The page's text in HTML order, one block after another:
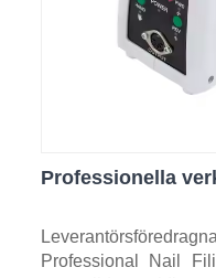
Professionella
Professional Nail